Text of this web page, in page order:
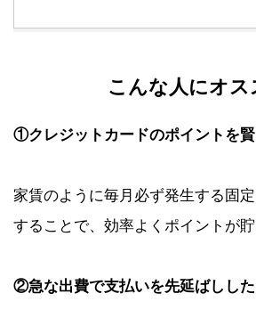
こんな人にオス
①クレジットカードのポイントを
家賃のように毎月必ず発生する固
することで、効率よくポイントが貯
②急な出費で支払いを先延ばしし